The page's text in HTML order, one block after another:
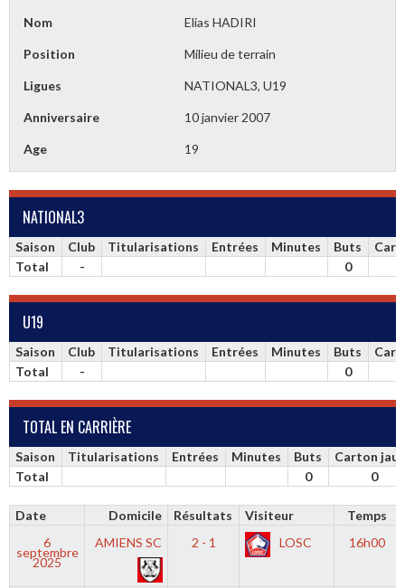
Nom Elias HADIRI
Position Milieu de terrain
Ligues NATIONAL3, U19
Anniversaire 10 janvier 2007
Age 19
NATIONAL3
Saison Club Titularisations Entrées Minutes Buts
Total
- 0
U19
Saison Club Titularisations Entrées Minutes Buts
Total
- 0
TOTAL EN CARRIÈRE
Saison Titularisations Entrées Minutes Buts
Carton
Total
0 0
Date Domicile Résultats Visiteur
Temps
6
septembre
2025
AMIENS SC 2 - 1 LOSC 16h00